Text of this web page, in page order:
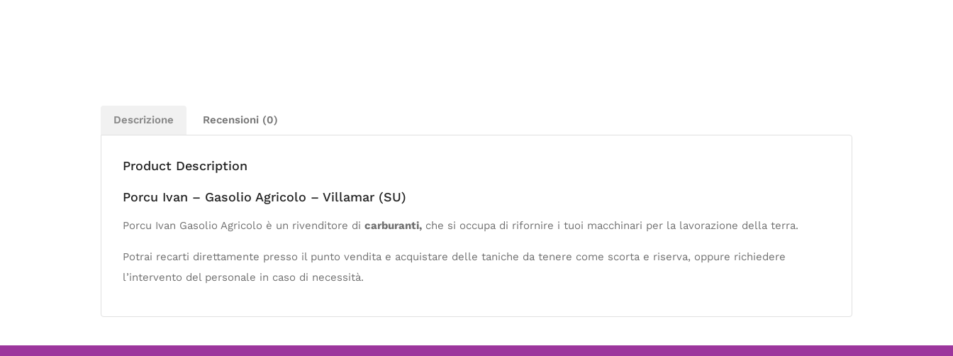
Descrizione Recensioni (0)
Product Description
Porcu Ivan – Gasolio Agricolo – Villamar (SU)
Porcu Ivan Gasolio Agricolo è un rivenditore di carburanti, che si occupa di rifornire i tuoi macchinari per la lavorazione della terra.
Potrai recarti direttamente presso il punto vendita e acquistare delle taniche da tenere come scorta e riserva, oppure richiedere
l’intervento del personale in caso di necessità.